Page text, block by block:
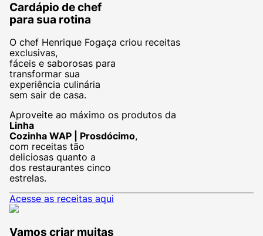
Cardápio de chef
para sua rotina
O chef Henrique Fogaça criou receitas
exclusivas,
fáceis e saborosas para
transformar sua
experiência culinária
sem sair de casa.
Aproveite ao máximo os produtos da
Linha
Cozinha WAP | Prosdócimo,
com receitas tão
deliciosas quanto a
dos restaurantes cinco
estrelas.
Acesse as receitas aqui
Vamos criar muitas